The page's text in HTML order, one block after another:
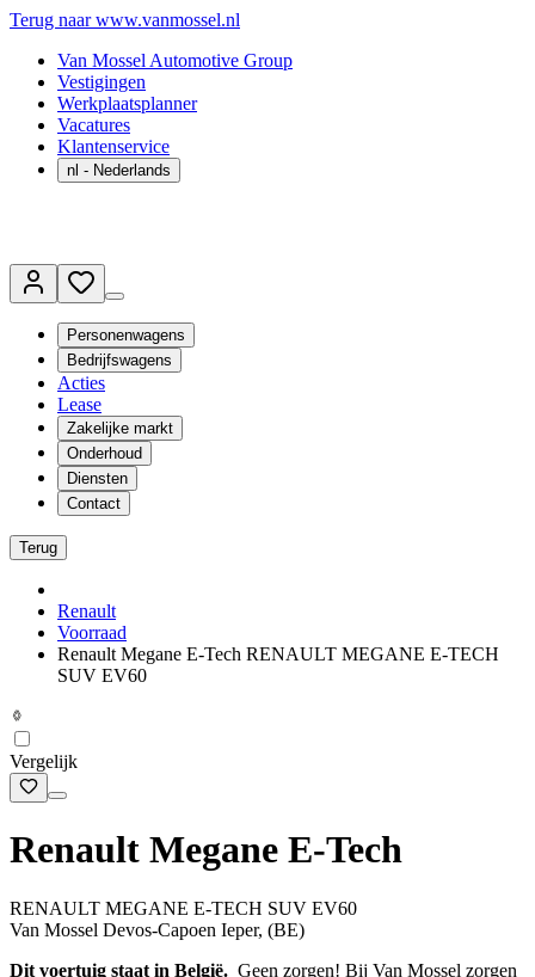
Terug naar www.vanmossel.nl
Van Mossel Automotive Group
Vestigingen
Werkplaatsplanner
Vacatures
Klantenservice
nl - Nederlands
Personenwagens
Bedrijfswagens
Acties
Lease
Zakelijke markt
Onderhoud
Diensten
Contact
Terug
Renault
Voorraad
Renault Megane E-Tech RENAULT MEGANE E-TECH
SUV EV60
Vergelijk
Renault Megane E-Tech
RENAULT MEGANE E-TECH SUV EV60
Van Mossel Devos-Capoen Ieper, (BE)
Dit voertuig staat in België. Geen zorgen! Bij Van Mossel zorgen